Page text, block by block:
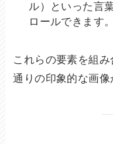
ル）といった言
ロールできます。
これらの要素を組
通りの印象的な画像